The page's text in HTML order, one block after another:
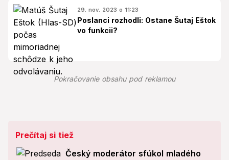
29. nov. 2023 o 11:23
Poslanci rozhodli: Ostane Šutaj Eštok
vo funkcii?
Pokračovanie obsahu pod reklamou
Prečítaj si tiež
Český moderátor sfúkol mladého